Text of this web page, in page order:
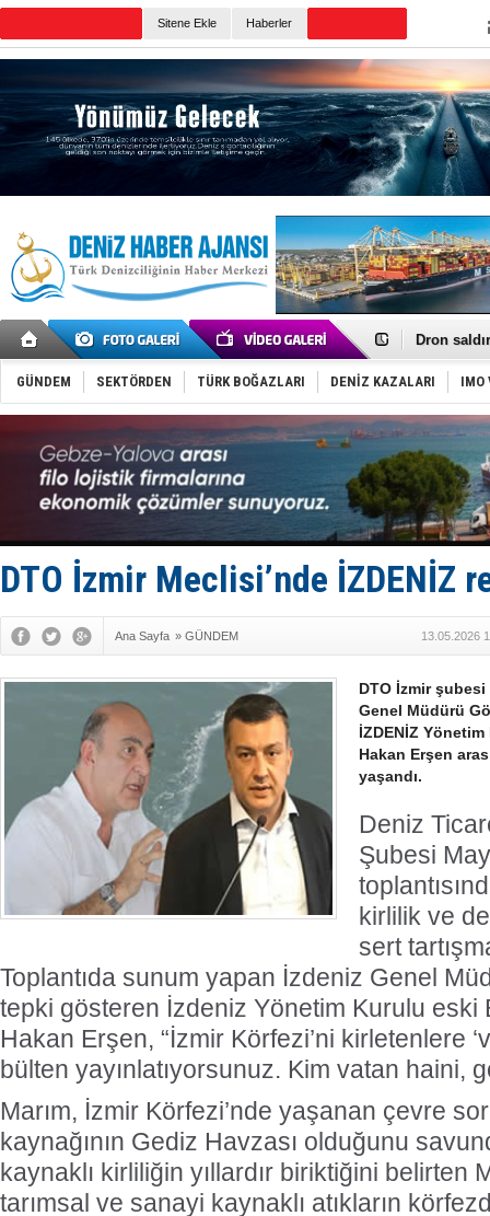
Sitene Ekle Haberler
Gemi
Dron
'REGAL 1'
Gemide 5
Yakıt
Rus
Tatil
Rusya,
Enejota
Denizcilik
‘14.
Taksi
GÜNDEM SEKTÖRDEN TÜRK BOĞAZLARI DENİZ KAZALARI IMO
DTO İzmir Meclisi’nde İZDENİZ
Ana Sayfa » GÜNDEM 13.05.2026
DTO İzmir şubesi
Genel Müdürü
İZDENİZ
Hakan Erşen
yaşandı.
Deniz
Şubesi
kirlilik ve
sert
Toplantıda sunum yapan İzdeniz Genel
tepki gösteren İzdeniz Yönetim Kurulu eski
Hakan Erşen, “İzmir Körfezi’ni kirletenlere
bülten yayınlatıyorsunuz. Kim vatan haini,
Marım, İzmir Körfezi’nde yaşanan çevre
kaynağının Gediz Havzası olduğunu
kaynaklı kirliliğin yıllardır biriktiğini belirten
tarımsal ve sanayi kaynaklı atıkların